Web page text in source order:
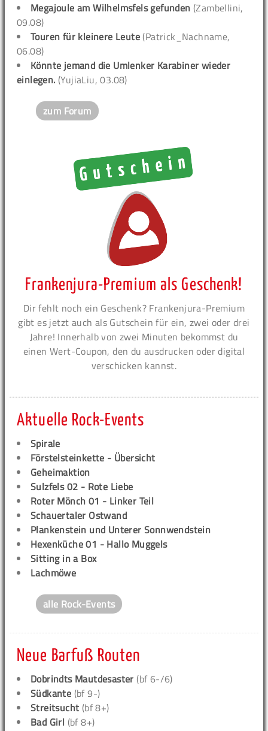
Megajoule am Wilhelmsfels gefunden (Zambellini,
09.08)
Touren für kleinere Leute (Patrick_Nachname,
06.08)
Könnte jemand die Umlenker Karabiner wieder
einlegen. (YujiaLiu, 03.08)
zum Forum
Frankenjura-Premium als Geschenk!
Dir fehlt noch ein Geschenk? Frankenjura-Premium
gibt es jetzt auch als Gutschein für ein, zwei oder drei
Jahre! Innerhalb von zwei Minuten bekommst du
einen Wert-Coupon, den du ausdrucken oder digital
verschicken kannst.
Aktuelle Rock-Events
Spirale
Förstelsteinkette - Übersicht
Geheimaktion
Sulzfels 02 - Rote Liebe
Roter Mönch 01 - Linker Teil
Schauertaler Ostwand
Plankenstein und Unterer Sonnwendstein
Hexenküche 01 - Hallo Muggels
Sitting in a Box
Lachmöwe
alle Rock-Events
Neue Barfuß Routen
Dobrindts Mautdesaster (bf 6-/6)
Südkante (bf 9-)
Streitsucht (bf 8+)
Bad Girl (bf 8+)